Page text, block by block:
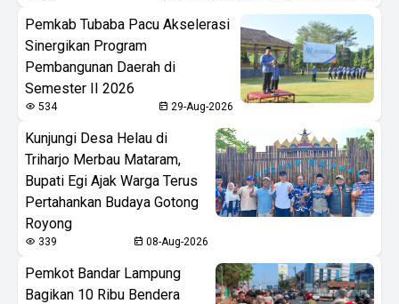
Pemkab Tubaba Pacu Akselerasi
Sinergikan Program
Pembangunan Daerah di
Semester II 2026
534 29-Aug-2026
Kunjungi Desa Helau di
Triharjo Merbau Mataram,
Bupati Egi Ajak Warga Terus
Pertahankan Budaya Gotong
Royong
339 08-Aug-2026
Pemkot Bandar Lampung
Bagikan 10 Ribu Bendera